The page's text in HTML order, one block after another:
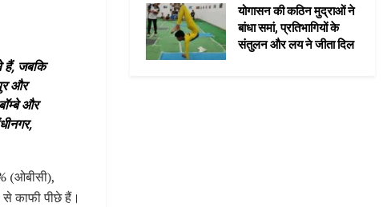
हैं, जबकि
और
और
(ओबीसी),
काफी पीछे हैं।
योगासन की कठिन मुद्राओं ने
बांधा समां, प्रतिभागियों के
संतुलन और लय ने जीता दिल